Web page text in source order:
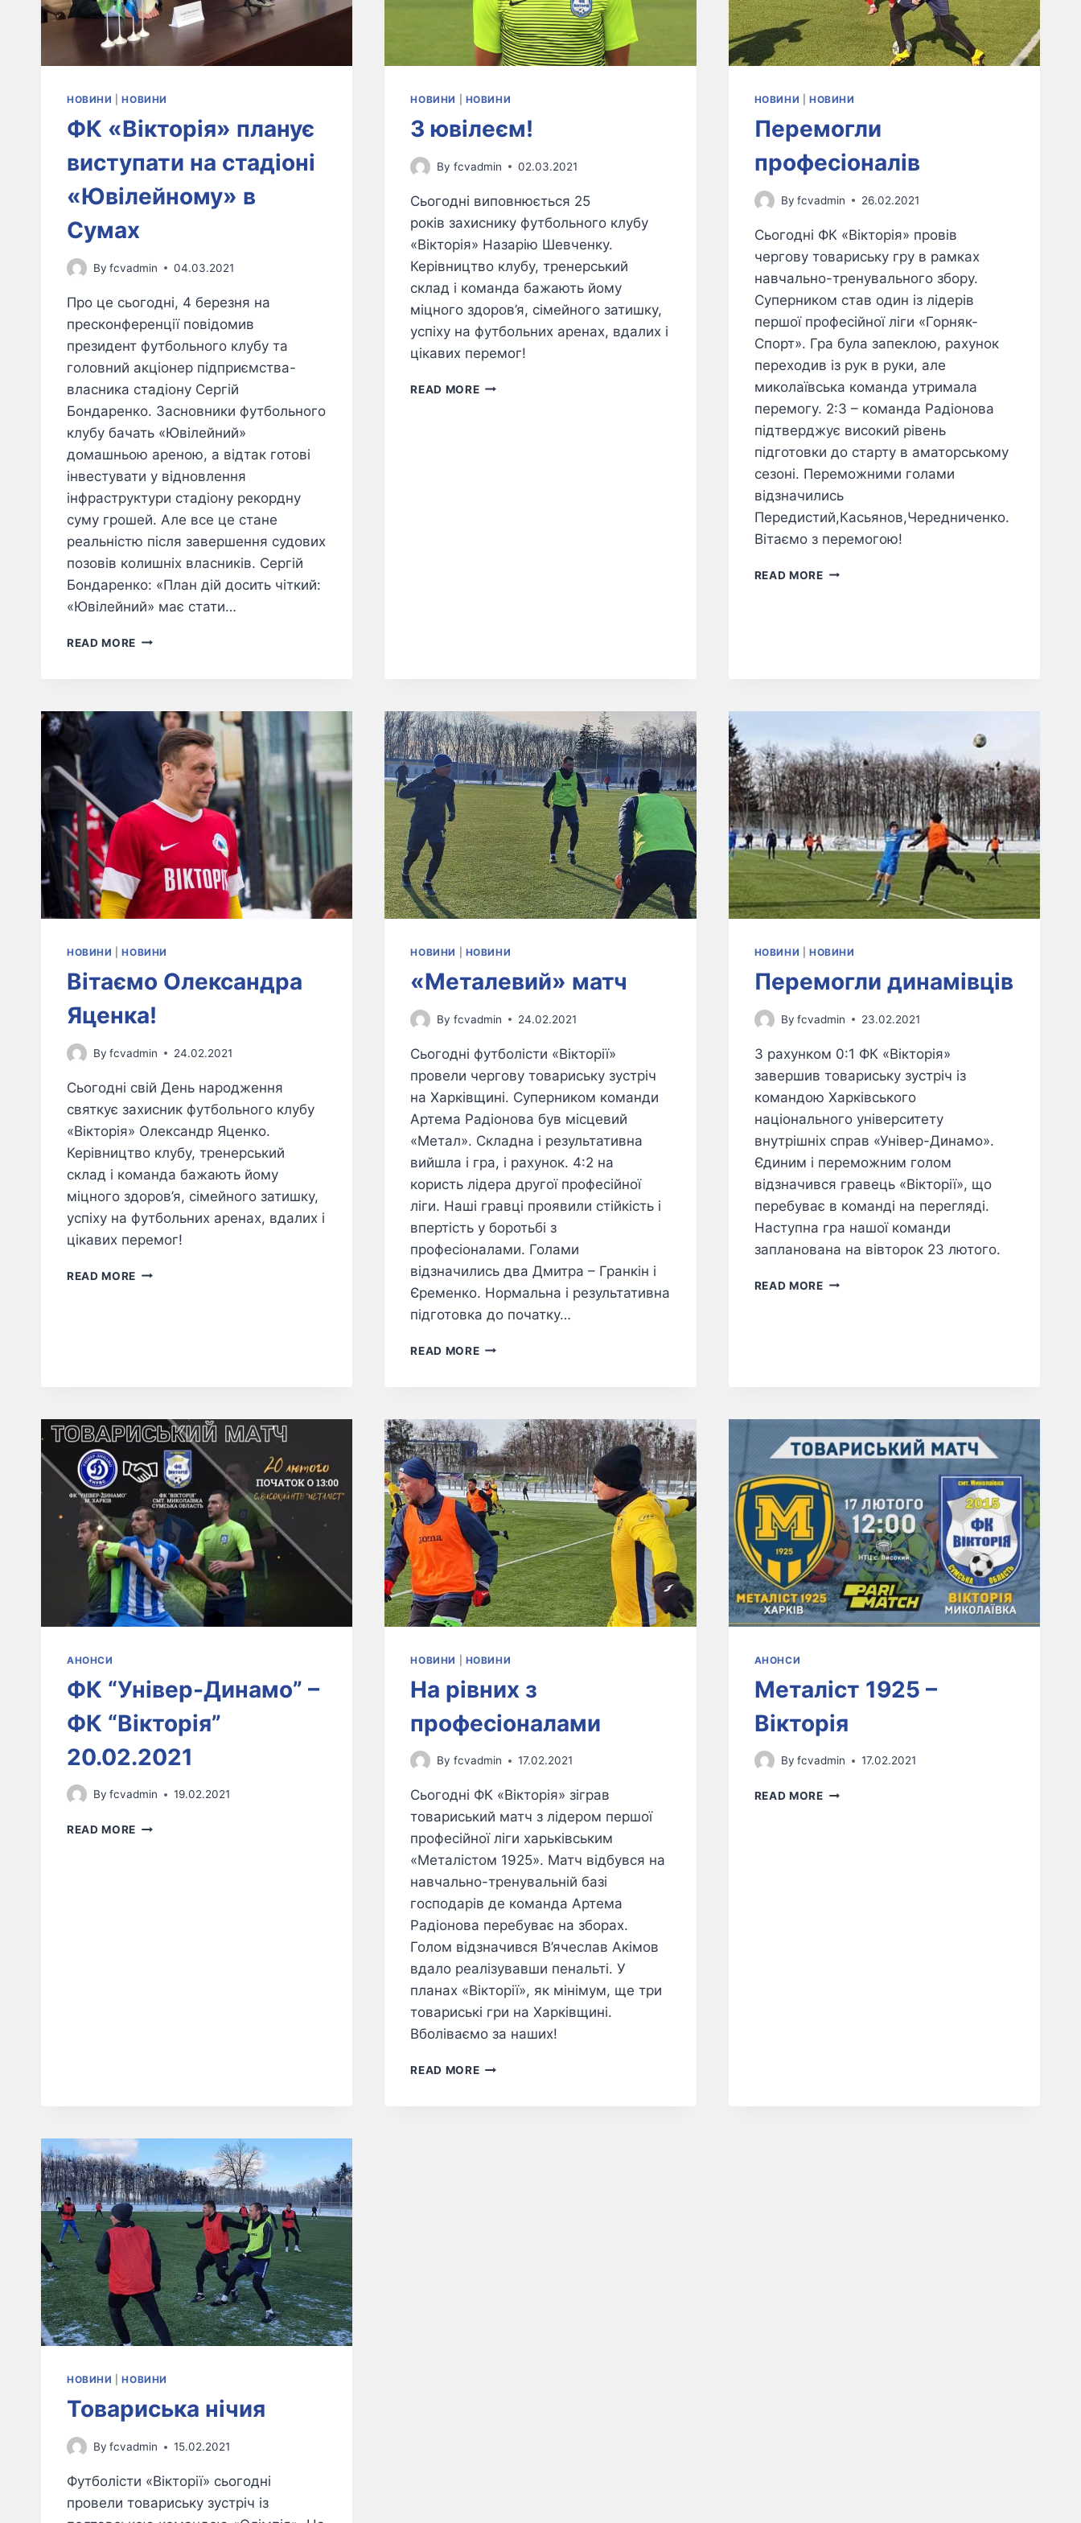
НОВИНИ |НОВИНИ
ФК «Вікторія» планує
виступати на стадіоні
«Ювілейному» в
Сумах
By fcvadmin 04.03.2021
Про це сьогодні, 4 березня на
пресконференції повідомив
президент футбольного клубу та
головний акціонер підприємства-
власника стадіону Сергій
Бондаренко. Засновники футбольного
клубу бачать «Ювілейний»
домашньою ареною, а відтак готові
інвестувати у відновлення
інфраструктури стадіону рекордну
суму грошей. Але все це стане
реальністю після завершення судових
позовів колишніх власників. Сергій
Бондаренко: «План дій досить чіткий:
«Ювілейний» має стати…
READ MORE
НОВИНИ НОВИНИ
З ювілеєм!
By fcvadmin 02.03.2021
Сьогодні виповнюється 25
років захиснику футбольного клубу
«Вікторія» Назарію Шевченку.
Керівництво клубу, тренерський
склад і команда бажають йому
міцного здоров’я, сімейного затишку,
успіху на футбольних аренах, вдалих і
цікавих перемог!
READ MORE
НОВИНИ |НОВИНИ
Перемогли
професіоналів
By fcvadmin 26.02.2021
Сьогодні ФК «Вікторія» провів
чергову товариську гру в рамках
навчально-тренувального збору.
Суперником став один із лідерів
першої професійної ліги «Горняк-
Спорт». Гра була запеклою, рахунок
переходив із рук в руки, але
миколаївська команда утримала
перемогу. 2:3 – команда Радіонова
підтверджує високий рівень
підготовки до старту в аматорському
сезоні. Переможними голами
відзначились
Передистий,Касьянов,Чередниченко.
Вітаємо з перемогою!
READ MORE
НОВИНИ |НОВИНИ
Вітаємо Олександра
Яценка!
By fcvadmin 24.02.2021
Сьогодні свій День народження
святкує захисник футбольного клубу
«Вікторія» Олександр Яценко.
Керівництво клубу, тренерський
склад і команда бажають йому
міцного здоров’я, сімейного затишку,
успіху на футбольних аренах, вдалих і
цікавих перемог!
READ MORE
НОВИНИ НОВИНИ
«Металевий» матч
By fcvadmin 24.02.2021
Сьогодні футболісти «Вікторії»
провели чергову товариську зустріч
на Харківщині. Суперником команди
Артема Радіонова був місцевий
«Метал». Складна і результативна
вийшла і гра, і рахунок. 4:2 на
користь лідера другої професійної
ліги. Наші гравці проявили стійкість і
впертість у боротьбі з
професіоналами. Голами
відзначились два Дмитра – Гранкін і
Єременко. Нормальна і результативна
підготовка до початку…
READ MORE
НОВИНИ |НОВИНИ
Перемогли динамівців
By fcvadmin 23.02.2021
З рахунком 0:1 ФК «Вікторія»
завершив товариську зустріч із
командою Харківського
національного університету
внутрішніх справ «Універ-Динамо».
Єдиним і переможним голом
відзначився гравець «Вікторії», що
перебуває в команді на перегляді.
Наступна гра нашої команди
запланована на вівторок 23 лютого.
READ MORE
АНОНСИ
ФК “Універ-Динамо” –
ФК “Вікторія”
20.02.2021
By fcvadmin 19.02.2021
READ MORE
НОВИНИ НОВИНИ
На рівних з
професіоналами
By fcvadmin 17.02.2021
Сьогодні ФК «Вікторія» зіграв
товариський матч з лідером першої
професійної ліги харьківським
«Металістом 1925». Матч відбувся на
навчально-тренувальній базі
господарів де команда Артема
Радіонова перебуває на зборах.
Голом відзначився В’ячеслав Акімов
вдало реалізувавши пенальті. У
планах «Вікторії», як мінімум, ще три
товариські гри на Харківщині.
Вболіваємо за наших!
READ MORE
АНОНСИ
Металіст 1925 –
Вікторія
By fcvadmin 17.02.2021
READ MORE
НОВИНИ |НОВИНИ
Товариська нічия
By fcvadmin 15.02.2021
Футболісти «Вікторії» сьогодні
провели товариську зустріч із